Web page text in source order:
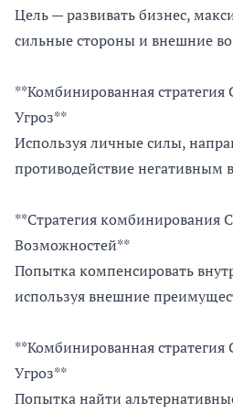
Цель — развивать бизнес,
сильные стороны и внешние
**Комбинированная стратегия
Угроз**
Используя личные силы,
противодействие
**Стратегия комбинирования
Возможностей**
Попытка компенсировать
используя внешние
**Комбинированная стратегия
Угроз**
Попытка найти